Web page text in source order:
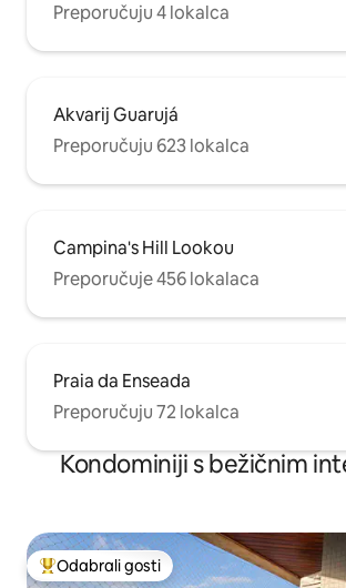
Preporučuju 4 lokalca
Akvarij Guarujá
Preporučuju 623 lokalca
Campina's Hill Lookou
Preporučuje 456 lokalaca
Praia da Enseada
Preporučuju 72 lokalca
Kondominiji s bežičnim
Među najviše rangiranima s oznakom
Odabrali gosti